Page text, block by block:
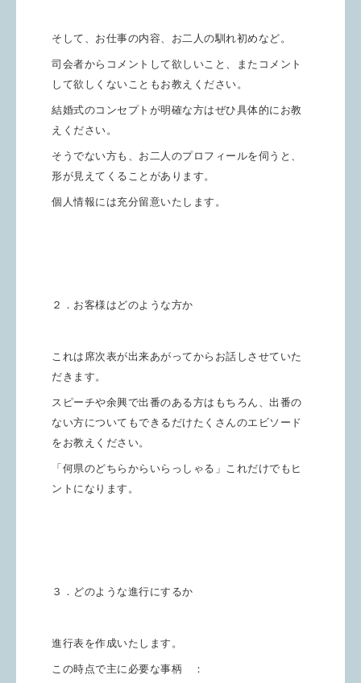
そして、お仕事の内容、お二人の馴れ初めなど。
司会者からコメントして欲しいこと、またコメント
して欲しくないこともお教えください。
結婚式のコンセプトが明確な方はぜひ具体的にお教
えください。
そうでない方も、お二人のプロフィールを伺うと、
形が見えてくることがあります。
個人情報には充分留意いたします。
２．お客様はどのような方か
これは席次表が出来あがってからお話しさせていた
だきます。
スピーチや余興で出番のある方はもちろん、出番の
ない方についてもできるだけたくさんのエビソード
をお教えください。
「何県のどちらからいらっしゃる」これだけでもヒ
ントになります。
３．どのような進行にするか
進行表を作成いたします。
この時点で主に必要な事柄 ：